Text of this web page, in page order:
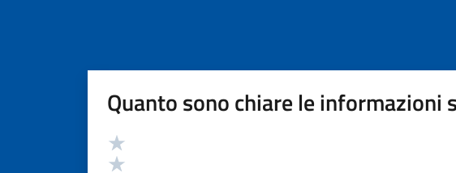
Quanto sono chiare le informazioni
Valutazione